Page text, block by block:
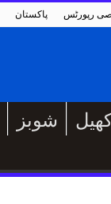
پاکستان رپورٹس
شوبز